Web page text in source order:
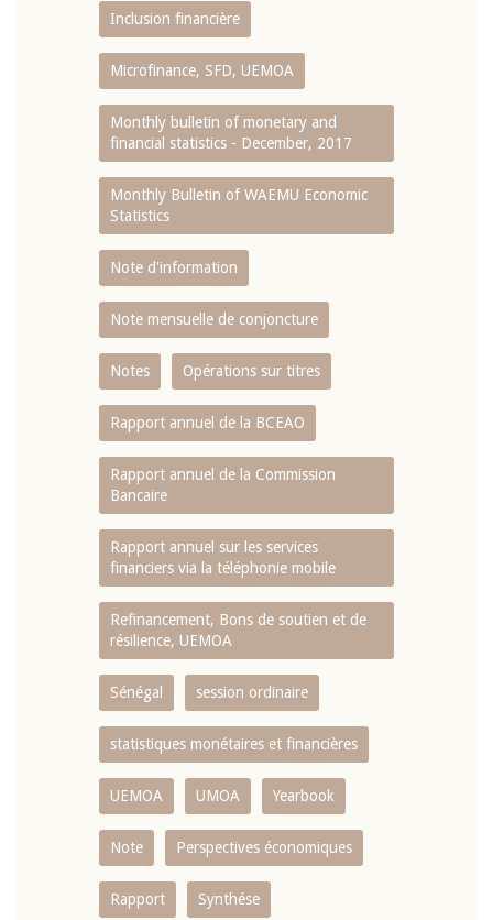
Inclusion financière
Microfinance, SFD, UEMOA
Monthly bulletin of monetary and
financial statistics - December, 2017
Monthly Bulletin of WAEMU Economic
Statistics
Note d'information
Note mensuelle de conjoncture
Notes Opérations sur titres
Rapport annuel de la BCEAO
Rapport annuel de la Commission
Bancaire
Rapport annuel sur les services
financiers via la téléphonie mobile
Refinancement, Bons de soutien et de
résilience, UEMOA
Sénégal session ordinaire
statistiques monétaires et financières
UEMOA UMOA Yearbook
Note Perspectives économiques
Rapport Synthése